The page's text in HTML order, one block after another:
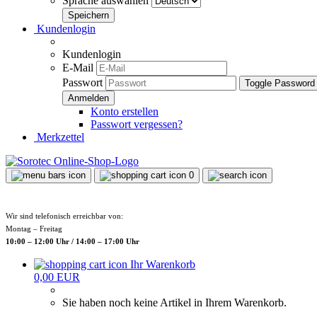
Kundenlogin
Kundenlogin
E-Mail
Passwort
Toggle
Konto erstellen
Passwort vergessen?
Merkzettel
0
Wir sind telefonisch erreichbar von:
Montag – Freitag
10:00 – 12:00 Uhr / 14:00 – 17:00 Uhr
Ihr Warenkorb
0,00 EUR
Sie haben noch keine Artikel in Ihrem Warenkorb.